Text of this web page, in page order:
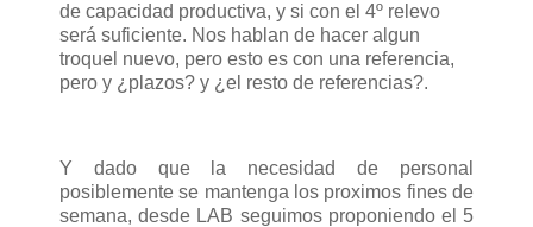
de capacidad productiva, y si con el 4º relevo
será suficiente. Nos hablan de hacer algun
troquel nuevo, pero esto es con una referencia,
pero y ¿plazos? y ¿el resto de referencias?.
Y dado que la necesidad de personal
posiblemente se mantenga los proximos fines de
semana, desde LAB seguimos proponiendo el 5